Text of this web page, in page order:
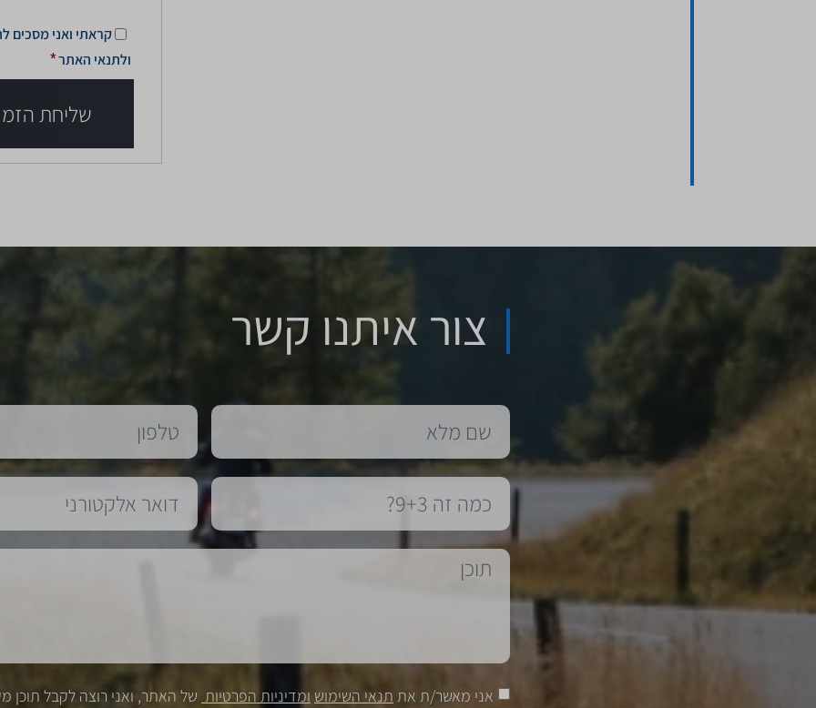
קראתי ואני מסכים
ולתנאי האתר *
שליחת
צור איתנו קשר
אני מאשר/ת את תנאי השימוש ומדיניות הפרטיות של האתר, ואני רוצה לקבל תוכן